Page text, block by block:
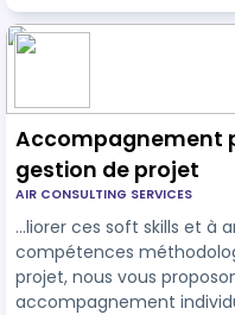
en vue de l'obtention du
étant une option payante
Accompagnement
gestion de projet
AIR CONSULTING SERVICES
…liorer ces soft skills et à
compétences
projet, nous vous
accompagnement